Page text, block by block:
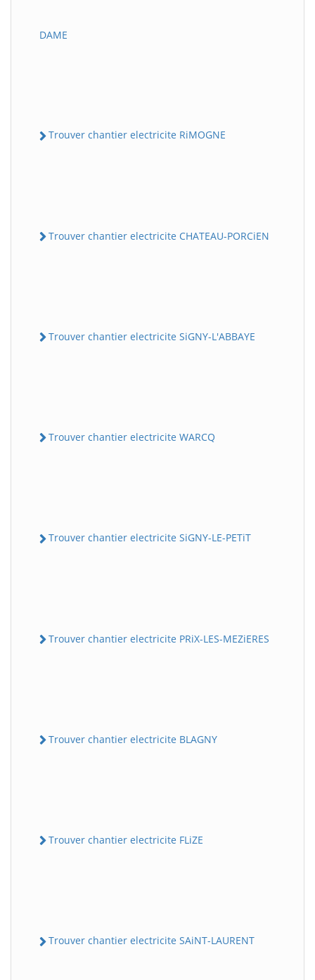
DAME
Trouver chantier electricite RiMOGNE
Trouver chantier electricite CHATEAU-PORCiEN
Trouver chantier electricite SiGNY-L'ABBAYE
Trouver chantier electricite WARCQ
Trouver chantier electricite SiGNY-LE-PETiT
Trouver chantier electricite PRiX-LES-MEZiERES
Trouver chantier electricite BLAGNY
Trouver chantier electricite FLiZE
Trouver chantier electricite SAiNT-LAURENT